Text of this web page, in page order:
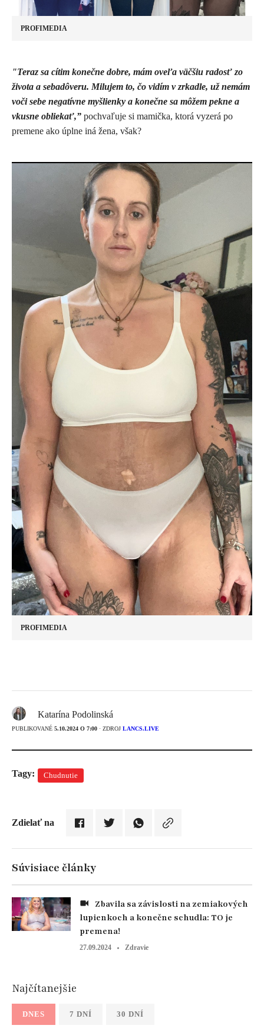
PROFIMEDIA
"Teraz sa cítim konečne dobre, mám oveľa väčšiu radosť zo
života a sebadôveru. Milujem to, čo vidím v zrkadle, už nemám
voči sebe negatívne myšlienky a konečne sa môžem pekne a
vkusne obliekať,” pochvaľuje si mamička, ktorá vyzerá po
premene ako úplne iná žena, však?
PROFIMEDIA
Katarína Podolinská
PUBLIKOVANÉ 5.10.2024 O 7:00 · ZDROJ LANCS.LIVE
Tagy: Chudnutie
Zdielať na
Súvisiace články
lupienkoch a konečne schudla: TO je
premena!
27.09.2024 Zdravie
Najčítanejšie
DNES 7 DNÍ 30 DNÍ